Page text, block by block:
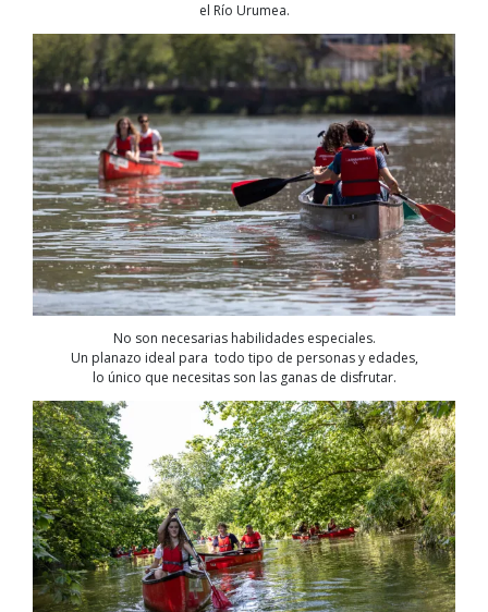
el Río Urumea.
No son necesarias habilidades especiales.
Un planazo ideal para todo tipo de personas y edades,
lo único que necesitas son las ganas de disfrutar.